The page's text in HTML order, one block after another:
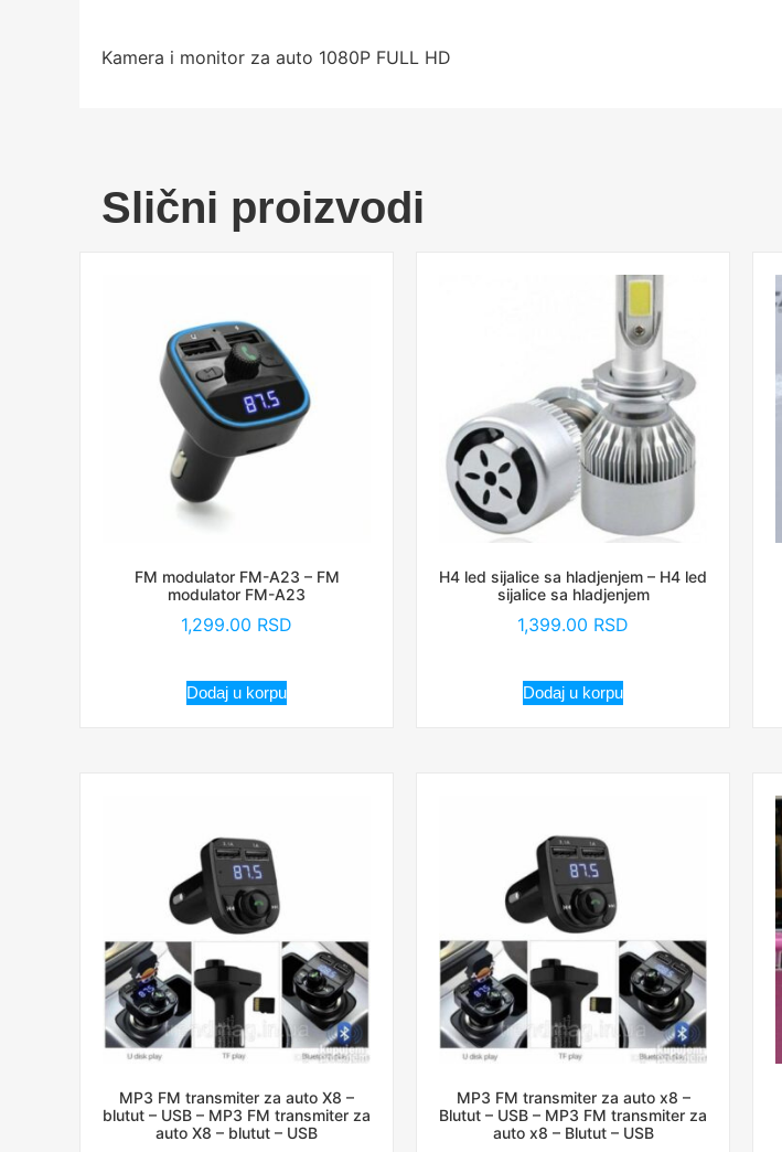
Kamera i monitor za auto 1080P FULL HD
Slični proizvodi
FM modulator FM-A23 – FM
modulator FM-A23
1,299.00 RSD
Dodaj u korpu
H4 led sijalice sa hladjenjem – H4 led
sijalice sa hladjenjem
1,399.00 RSD
Dodaj u korpu
MP3 FM transmiter za auto X8 –
blutut – USB – MP3 FM transmiter za
auto X8 – blutut – USB
MP3 FM transmiter za auto x8 –
Blutut – USB – MP3 FM transmiter za
auto x8 – Blutut – USB